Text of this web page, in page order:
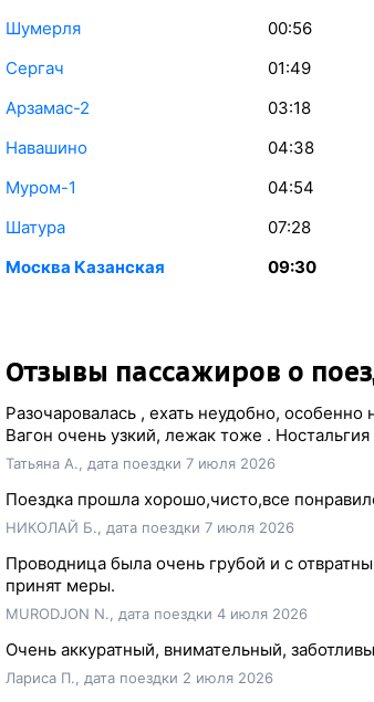
Шумерля
00:56
Сергач
01:49
Арзамас-2
03:18
Навашино
04:38
Муром-1
04:54
Шатура
07:28
Москва Казанская
09:30
Отзывы пассажиров о
Разочаровалась , ехать неудобно,
Вагон очень узкий, лежак тоже .
Татьяна А., дата поездки 7 июля 2026
Поездка прошла хорошо,чисто,все
НИКОЛАЙ Б., дата поездки 7 июля 2026
Проводница была очень грубой и с
принят меры.
MURODJON N., дата поездки 4 июля 2026
Очень аккуратный, внимательный,
Лариса П., дата поездки 2 июля 2026